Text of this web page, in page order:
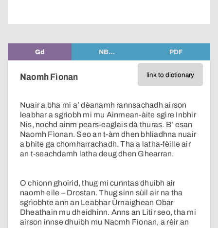
Gd NB… PDF
link to dictionary
Naomh Fìonan
Nuair a bha mi a’ dèanamh rannsachadh airson
leabhar a sgrìobh mi mu Ainmean-àite sgìre Inbhir
Nis, nochd ainm pears-eaglais dà thuras. B’ esan
Naomh Fìonan. Seo an t-àm dhen bhliadhna nuair
a bhite ga chomharrachadh. Tha a latha-fèille air
an t-seachdamh latha deug dhen Ghearran.
O chionn ghoirid, thug mi cunntas dhuibh air
naomh eile – Drostan. Thug sinn sùil air na tha
sgrìobhte ann an Leabhar Ùrnaighean Obar
Dheathain mu dheidhinn. Anns an Litir seo, tha mi
airson innse dhuibh mu Naomh Fìonan, a rèir an